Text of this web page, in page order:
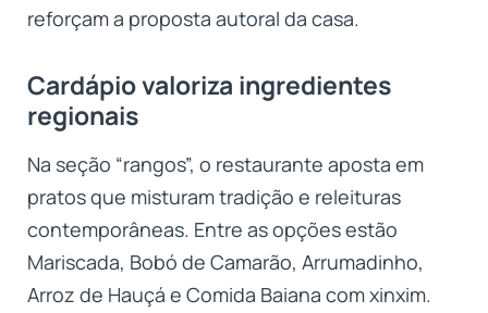
reforçam a proposta autoral da casa.
Cardápio valoriza ingredientes
regionais
Na seção “rangos”, o restaurante aposta em
pratos que misturam tradição e releituras
contemporâneas. Entre as opções estão
Mariscada, Bobó de Camarão, Arrumadinho,
Arroz de Hauçá e Comida Baiana com xinxim.